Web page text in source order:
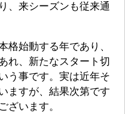
、来シーズンも従来通
格始動する年であり、
れ、新たなスタート切
う事です。実は近年そ
ますが、結果次第です
ざいます。